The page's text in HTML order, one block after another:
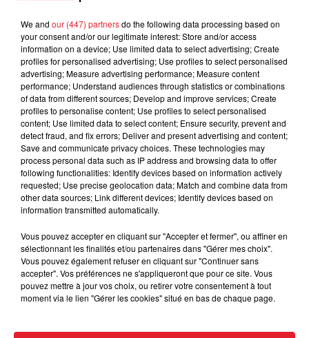
résonance qu'ils avaient autrefois. Supreme doit maintenant
faire face à une concurrence accrue des nouveaux créateurs
et marques émergentes.
En fin de compte, la marque laisse petit à petit sa place aux
plus jeunes créateurs avant de peut-être faire un jour son
grand comeback. Comme l'a dit James Jebbia lui-même
"Je ne veux pas être cette marque qui ne cesse de produire
les mêmes choses encore et encore."Il est clair que la
marque doit se renouveler et se réinventer pour rester
pertinente dans un marché en constante évolution. Supreme
doit trouver un moyen de maintenir son authenticité tout en
répondant aux attentes changeantes de sa clientèle. Il sera
retrouver son éclat et continuer à influencer la mode urbaine.
LES DERNIÈRES NEWS Voir plus
d'un homme prétendant être son fils
We and our (447) partnersdo the following data processing based on
your consent and/or our legitimate interest: Store and/or access
information on a device; Use limited data to select advertising; Create
profiles for personalised advertising; Use profiles to select personalised
advertising; Measure advertising performance; Measure content
performance; Understand audiences through statistics or combinations
of data from different sources; Develop and improve services; Create
profiles to personalise content; Use profiles to select personalised
content; Use limited data to select content; Ensure security, prevent and
detect fraud, and fix errors; Deliver and present advertising and content;
Save and communicate privacy choices. These technologies may
process personal data such as IP address and browsing data to offer
following functionalities: Identify devices based on information actively
requested; Use precise geolocation data; Match and combine data from
other data sources; Link different devices; Identify devices based on
information transmitted automatically.
Vous pouvez accepter en cliquant sur "Accepter et fermer", ou affiner en
sélectionnant les finalités et/ou partenaires dans "Gérer mes choix".
Vous pouvez également refuser en cliquant sur "Continuer sans
accepter". Vos préférences ne s'appliqueront que pour ce site. Vous
pouvez mettre à jour vos choix, ou retirer votre consentement à tout
moment via le lien "Gérer les cookies" situé en bas de chaque page.